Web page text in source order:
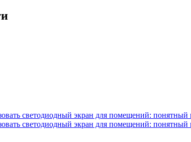
светодиодный экран для помещений: понятный
светодиодный экран для помещений: понятный